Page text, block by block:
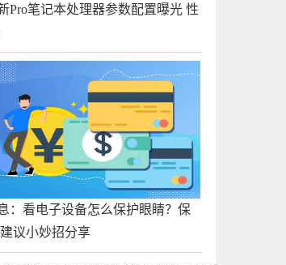
Pro笔记本处理器参数配置曝光 性
：看电子设备怎么保护眼睛？保
议小妙招分享